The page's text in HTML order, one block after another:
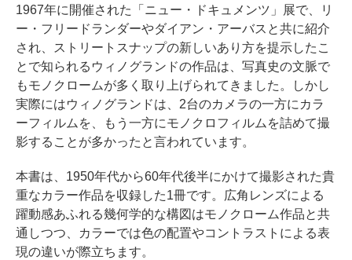
1967年に開催された「ニュー・ドキュメンツ」展で、リ
ー・フリードランダーやダイアン・アーバスと共に紹介
され、ストリートスナップの新しいあり方を提示したこ
とで知られるウィノグランドの作品は、写真史の文脈で
もモノクロームが多く取り上げられてきました。しかし
実際にはウィノグランドは、2台のカメラの一方にカラ
ーフィルムを、もう一方にモノクロフィルムを詰めて撮
影することが多かったと言われています。
本書は、1950年代から60年代後半にかけて撮影された貴
重なカラー作品を収録した1冊です。広角レンズによる
躍動感あふれる幾何学的な構図はモノクローム作品と共
通しつつ、カラーでは色の配置やコントラストによる表
現の違いが際立ちます。